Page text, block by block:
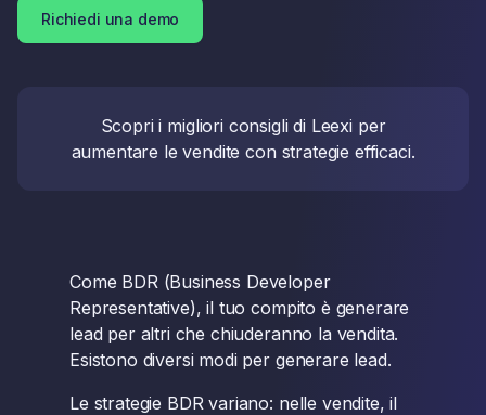
Richiedi una demo
Scopri i migliori consigli di Leexi per
aumentare le vendite con strategie efficaci.
Come BDR (Business Developer
Representative), il tuo compito è generare
lead per altri che chiuderanno la vendita.
Esistono diversi modi per generare lead.
Le strategie BDR variano: nelle vendite, il